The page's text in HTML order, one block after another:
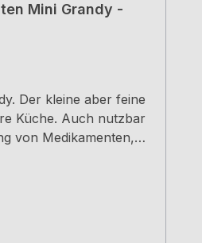
Mini Grandy -
Der kleine aber feine
Küche. Auch nutzbar
von Medikamenten,